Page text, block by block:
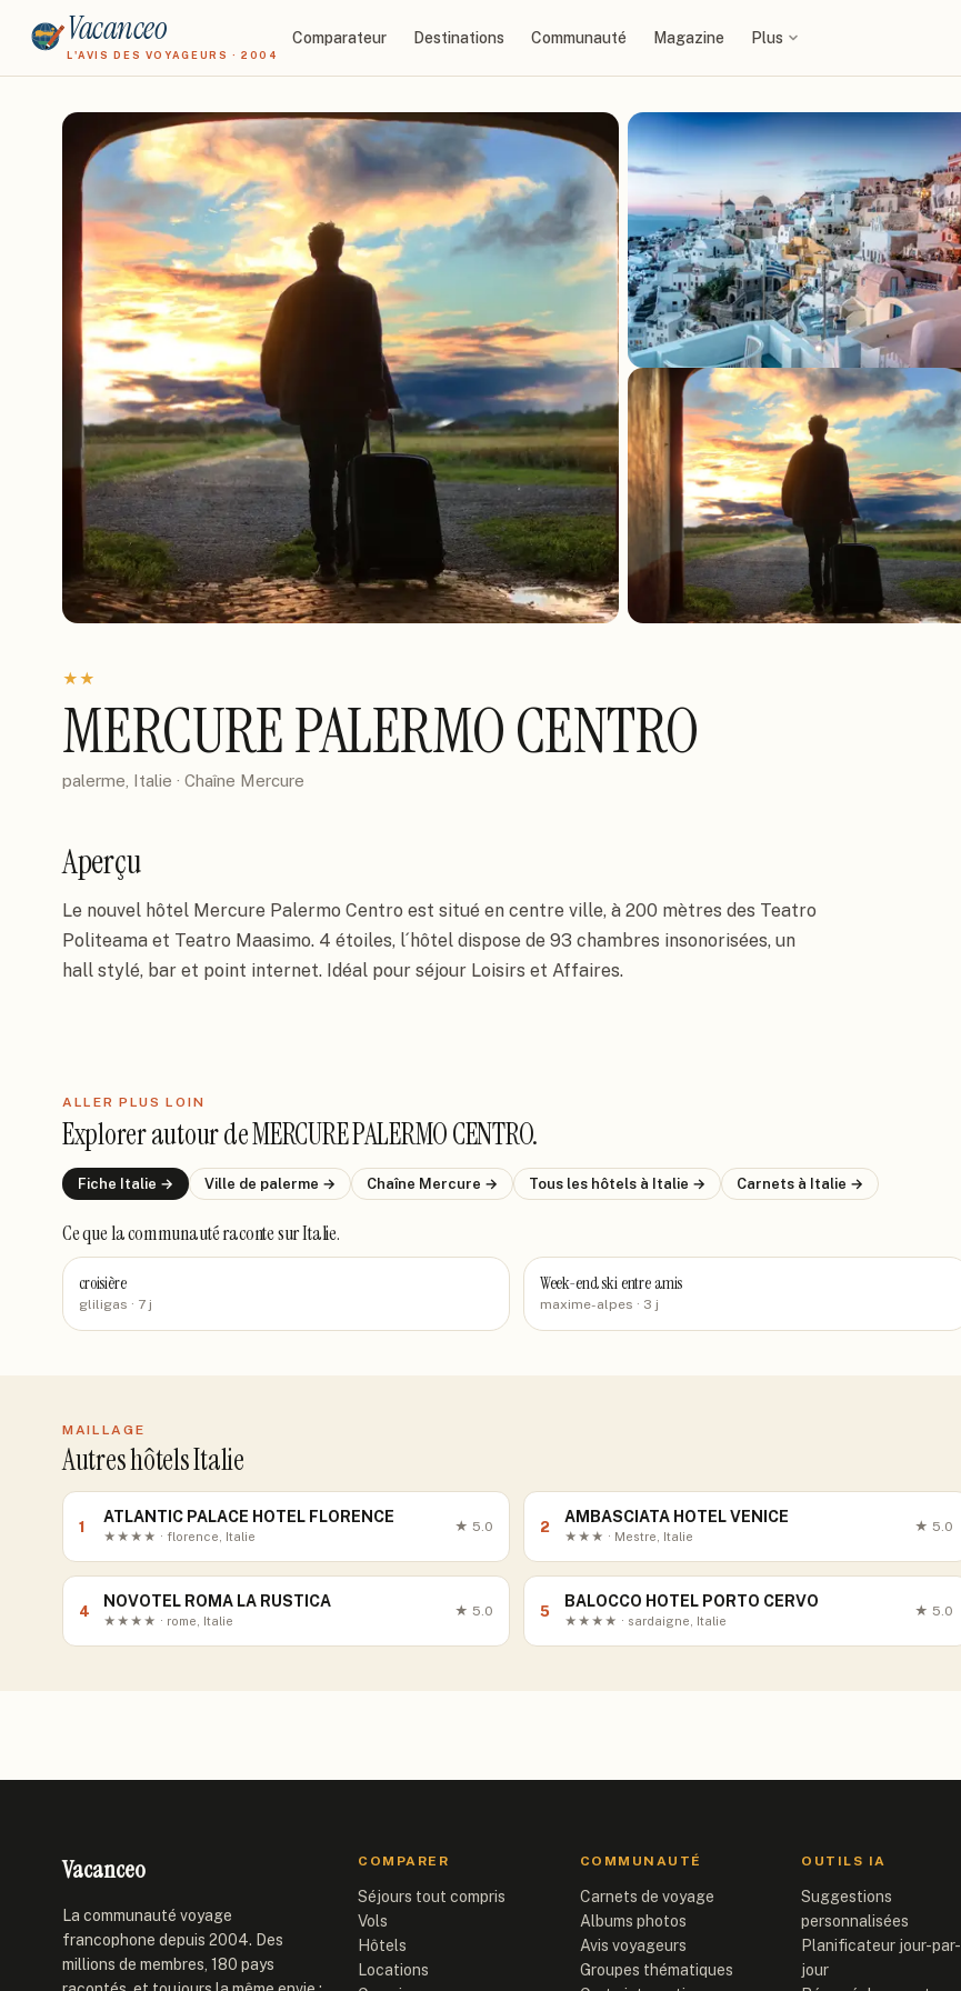
Vacanceo
L'AVIS DES VOYAGEURS · 2004
Comparateur Destinations Communauté Magazine Plus
★★
MERCURE PALERMO CENTRO
palerme, Italie · Chaîne Mercure
Aperçu
Le nouvel hôtel Mercure Palermo Centro est situé en centre ville, à 200 mètres des Teatro
Politeama et Teatro Maasimo. 4 étoiles, l´hôtel dispose de 93 chambres insonorisées, un
hall stylé, bar et point internet. Idéal pour séjour Loisirs et Affaires.
ALLER PLUS LOIN
Explorer autour deMERCURE PALERMO CENTRO.
Fiche Italie → Ville de palerme → Chaîne Mercure → Tous les hôtels à Italie → Carnets à Italie →
Ce que la communauté racontesur Italie.
croisière
gliligas · 7 j
Week-end ski entre amis
maxime-alpes · 3 j
MAILLAGE
Autres hôtels Italie
1
ATLANTIC PALACE HOTEL FLORENCE
★★★★ · florence, Italie
★ 5.0 2
AMBASCIATA HOTEL VENICE
★★★ · Mestre, Italie
★ 5.0
4
NOVOTEL ROMA LA RUSTICA
★★★★ · rome, Italie
★ 5.0 5
BALOCCO HOTEL PORTO CERVO
★★★★ · sardaigne, Italie
★ 5.0
Vacanceo
La communauté voyage
francophone depuis 2004. Des
millions de membres, 180 pays
COMPARER
Séjours tout compris
Vols
Hôtels
Locations
COMMUNAUTÉ
Carnets de voyage
Albums photos
Avis voyageurs
Groupes thématiques
OUTILS IA
Suggestions
personnalisées
Planificateur jour-par-
jour